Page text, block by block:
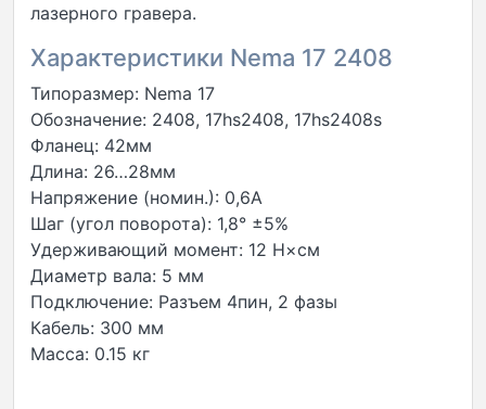
лазерного гравера.
Характеристики Nema 17 2408
Типоразмер: Nema 17
Обозначение: 2408, 17hs2408, 17hs2408s
Фланец: 42мм
Длина: 26…28мм
Напряжение (номин.): 0,6А
Шаг (угол поворота): 1,8° ±5%
Удерживающий момент: 12 Н×см
Диаметр вала: 5 мм
Подключение: Разъем 4пин, 2 фазы
Кабель: 300 мм
Масса: 0.15 кг